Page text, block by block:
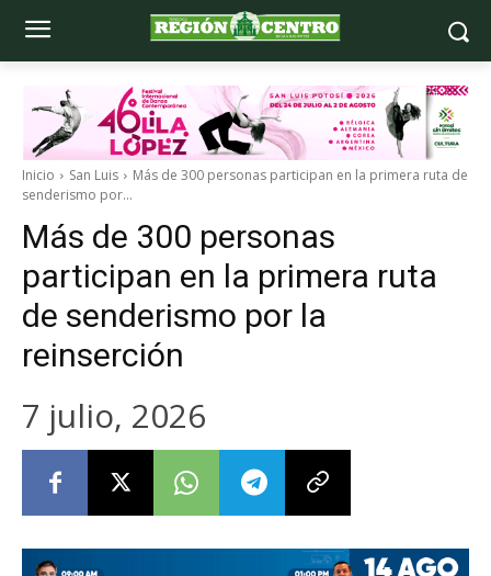
Inicio San Luis
Más de 300 personas participan en la primera ruta de
senderismo por...
Más de 300 personas
participan en la primera ruta
de senderismo por la
reinserción
7 julio, 2026